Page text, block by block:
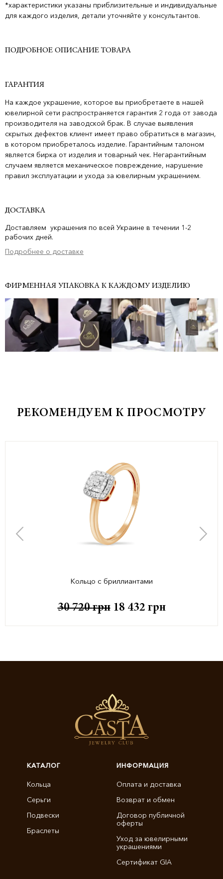
*характеристики указаны приблизительные и индивидуальные
для каждого изделия, детали уточняйте у консультантов.
ПОДРОБНОЕ ОПИСАНИЕ ТОВАРА
ГАРАНТИЯ
На каждое украшение, которое вы приобретаете в нашей
ювелирной сети распространяется гарантия 2 года от завода
производителя на заводской брак. В случае выявления
скрытых дефектов клиент имеет право обратиться в магазин,
в котором приобреталось изделие. Гарантийным талоном
является бирка от изделия и товарный чек. Негарантийным
случаем является механическое повреждение, нарушение
правил эксплуатации и ухода за ювелирным украшением.
ДОСТАВКА
Доставляем украшения по всей Украине в течении 1-2
рабочих дней.
Подробнее о доставке
ФИРМЕННАЯ УПАКОВКА К КАЖДОМУ ИЗДЕЛИЮ
РЕКОМЕНДУЕМ К ПРОСМОТРУ
Кольцо с бриллиантами
30 720грн 18 432 грн
КАТАЛОГ
Кольца
Серьги
Подвески
Браслеты
ИНФОРМАЦИЯ
Оплата и доставка
Возврат и обмен
Договор публичной
оферты
Уход за ювелирными
украшениями
Сертификат GIA